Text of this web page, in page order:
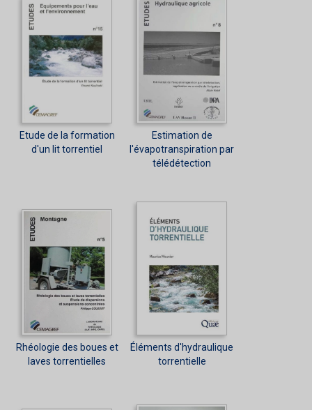
Etude de la formation
d'un lit torrentiel
Estimation de
l'évapotranspiration par
télédétection
Rhéologie des boues et
laves torrentielles
Éléments d'hydraulique
torrentielle